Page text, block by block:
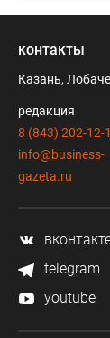
контакты
Казань,
редакция
8 (843) 202-12-
info@business-
gazeta.ru
telegram
youtube